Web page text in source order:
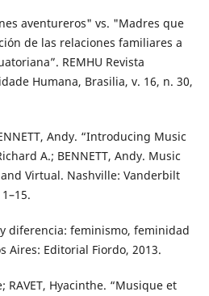
aventureros" vs. "Madres que
de las relaciones familiares a
REMHU Revista
Humana, Brasilia, v. 16, n. 30,
Andy. “Introducing Music
A.; BENNETT, Andy. Music
Virtual. Nashville: Vanderbilt
y diferencia: feminismo, feminidad
Aires: Editorial Fiordo, 2013.
RAVET, Hyacinthe. “Musique et